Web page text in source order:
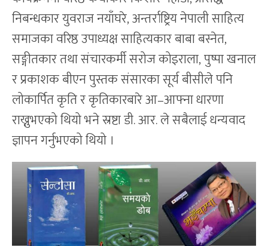
निबन्धकार युवराज नयाँघरे, अन्तर्राष्ट्रिय नेपाली साहित्य
समाजका वरिष्ठ उपाध्यक्ष साहित्यकार बाबा बस्नेत,
सङ्गीतकार तथा संचारकर्मी सरोज कोइराला, पुष्पा खनाल
र प्रकाशक बीएन पुस्तक संसारका सूर्य बीसीले पनि
लोकार्पित कृति र कृतिकारबारे आ–आफ्ना धारणा
राख्नुभएको थियो भने स्रष्टा डी. आर. ले सबैलाई धन्यवाद
ज्ञापन गर्नुभएको थियो ।